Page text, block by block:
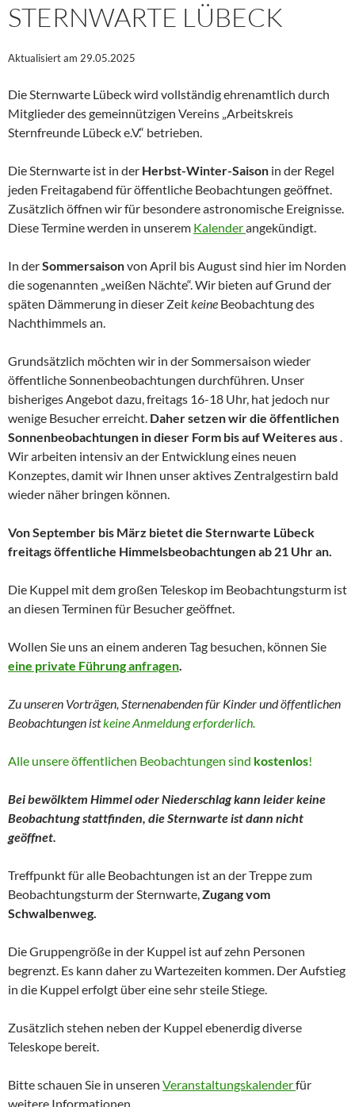
STERNWARTE LÜBECK
Aktualisiert am 29.05.2025
Die Sternwarte Lübeck wird vollständig ehrenamtlich durch
Mitglieder des gemeinnützigen Vereins „Arbeitskreis
Sternfreunde Lübeck e.V.“ betrieben.
Die Sternwarte ist in der Herbst-Winter-Saison in der Regel
jeden Freitagabend für öffentliche Beobachtungen geöffnet.
Zusätzlich öffnen wir für besondere astronomische Ereignisse.
Diese Termine werden in unserem Kalenderangekündigt.
In derSommersaisonvon April bis August sind hier im Norden
die sogenannten „weißen Nächte“. Wir bieten auf Grund der
späten Dämmerung in dieser Zeitkeine Beobachtung des
Nachthimmels an.
Grundsätzlich möchten wir in der Sommersaison wieder
öffentliche Sonnenbeobachtungen durchführen. Unser
bisheriges Angebot dazu, freitags 16-18 Uhr, hat jedoch nur
wenige Besucher erreicht. Daher setzen wir die öffentlichen
Sonnenbeobachtungen in dieser Form bis auf Weiteres aus.
Wir arbeiten intensiv an der Entwicklung eines neuen
Konzeptes, damit wir Ihnen unser aktives Zentralgestirn bald
wieder näher bringen können.
Von September bis März bietet die Sternwarte Lübeck
freitags öffentliche Himmelsbeobachtungen ab 21 Uhr an.
Die Kuppel mit dem großen Teleskop im Beobachtungsturm ist
an diesen Terminen für Besucher geöffnet.
Wollen Sie uns an einem anderen Tag besuchen, können Sie
eine private Führung anfragen.
Zu unseren Vorträgen, Sternenabenden für Kinder undöffentlichen
Beobachtungen istkeine Anmeldung erforderlich.
Alle unsere öffentlichen Beobachtungen sind kostenlos!
Bei bewölktem Himmel oder Niederschlag kann leider keine
Beobachtung stattfinden, die Sternwarte ist dann nicht
geöffnet.
Treffpunkt für alle Beobachtungen ist an der Treppe zum
Beobachtungsturm der Sternwarte,Zugang vom
Schwalbenweg.
Die Gruppengröße in der Kuppel ist auf zehn Personen
begrenzt. Es kann daher zu Wartezeiten kommen. Der Aufstieg
in die Kuppel erfolgt über eine sehr steile Stiege.
Zusätzlich stehen neben der Kuppel ebenerdig diverse
Teleskope bereit.
Bitte schauen Sie in unseren Veranstaltungskalenderfür
weitere Informationen.